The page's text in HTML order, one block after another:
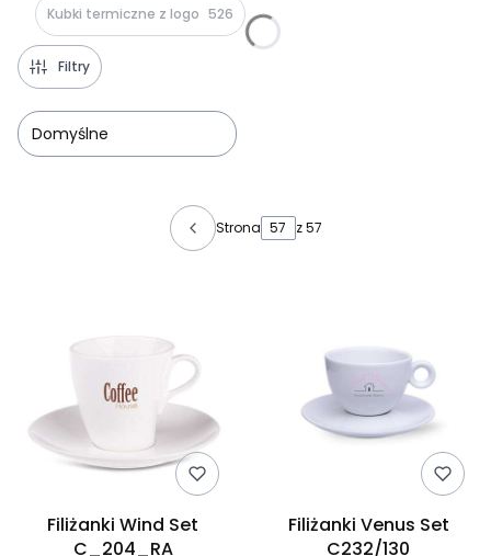
Kubki termiczne z logo 526
Filtry
Domyślne
Strona z 57
Filiżanki Wind Set
C_204_RA
Filiżanki Venus Set
C232/130